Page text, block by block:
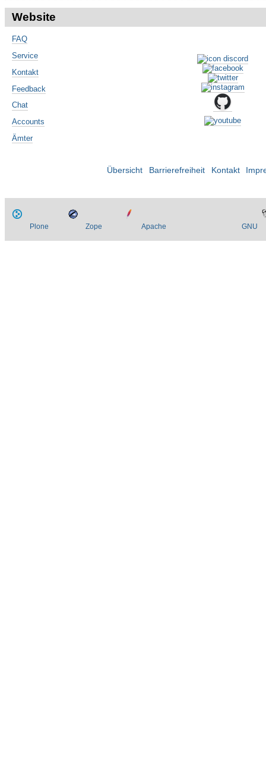
Website
FAQ
Service
Kontakt
Feedback
Chat
Accounts
Ämter
Übersicht Barrierefreiheit Kontakt
Plone Zope Apache GNU